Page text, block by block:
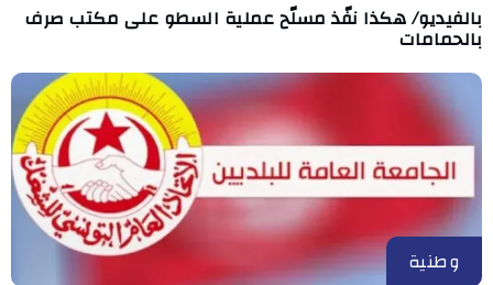
بالفيديو/ هكذا نفّذ مسلّح عملية السطو على مكتب صرف
بالحمامات
وطنية